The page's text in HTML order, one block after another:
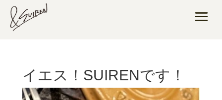
イエス！SUIRENです！